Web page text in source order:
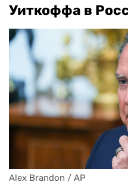
Уиткоффа в
Alex Brandon / AP